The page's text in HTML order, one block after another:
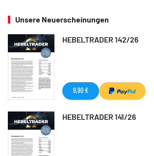
Unsere Neuerscheinungen
HEBELTRADER 142/26
9,90 €
HEBELTRADER 141/26